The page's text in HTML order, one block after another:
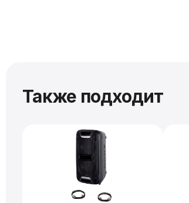
Также подходит